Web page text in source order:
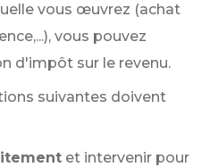
vous œuvrez (achat
vous pouvez
d'impôt sur le revenu.
suivantes doivent
et intervenir pour